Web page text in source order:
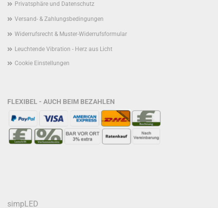
Privatsphäre und Datenschutz
Versand- & Zahlungsbedingungen
Widerrufsrecht & Muster-Widerrufsformular
Leuchtende Vibration - Herz aus Licht
Cookie Einstellungen
FLEXIBEL - AUCH BEIM BEZAHLEN
simpLED